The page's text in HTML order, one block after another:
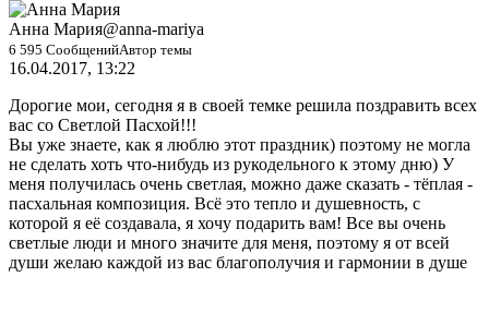
Анна Мария@anna-mariya
6 595 СообщенийАвтор темы
16.04.2017, 13:22
Дорогие мои, сегодня я в своей темке решила поздравить всех
вас со Светлой Пасхой!!!
Вы уже знаете, как я люблю этот праздник) поэтому не могла
не сделать хоть что-нибудь из рукодельного к этому дню) У
меня получилась очень светлая, можно даже сказать - тёплая -
пасхальная композиция. Всё это тепло и душевность, с
которой я её создавала, я хочу подарить вам! Все вы очень
светлые люди и много значите для меня, поэтому я от всей
души желаю каждой из вас благополучия и гармонии в душе